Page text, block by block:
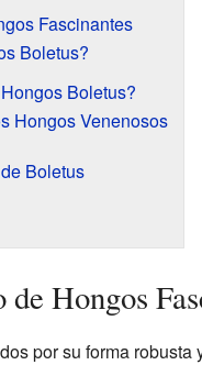
Fascinantes
Boletus?
Boletus?
Hongos Venenosos
Boletus
Hongos
por su forma robusta